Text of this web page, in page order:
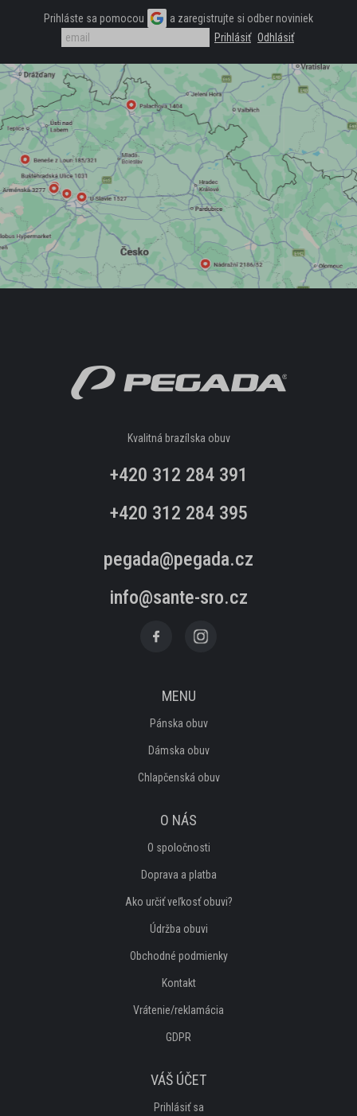
LODIČKY
PROFI OBUV
TREKOVÁ OBUV
UNISEX
PROFI
DETSKÁ OBUV
TENISKY
Prihláste sa pomocou a zaregistrujte si odber noviniek
Kvalitná brazílska obuv
+420 312 284 391
+420 312 284 395
pegada@pegada.cz
info@sante-sro.cz
MENU
Pánska obuv
Dámska obuv
Chlapčenská obuv
O NÁS
O spoločnosti
Doprava a platba
Ako určiť veľkosť obuvi?
Údržba obuvi
Obchodné podmienky
Kontakt
Vrátenie/reklamácia
GDPR
VÁŠ ÚČET
Prihlásiť sa